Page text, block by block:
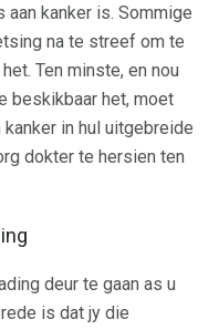
kanker is. Sommige
na te streef om te
Ten minste, en nou
beskikbaar het, moet
in hul uitgebreide
dokter te hersien ten
deur te gaan as u
is dat jy die